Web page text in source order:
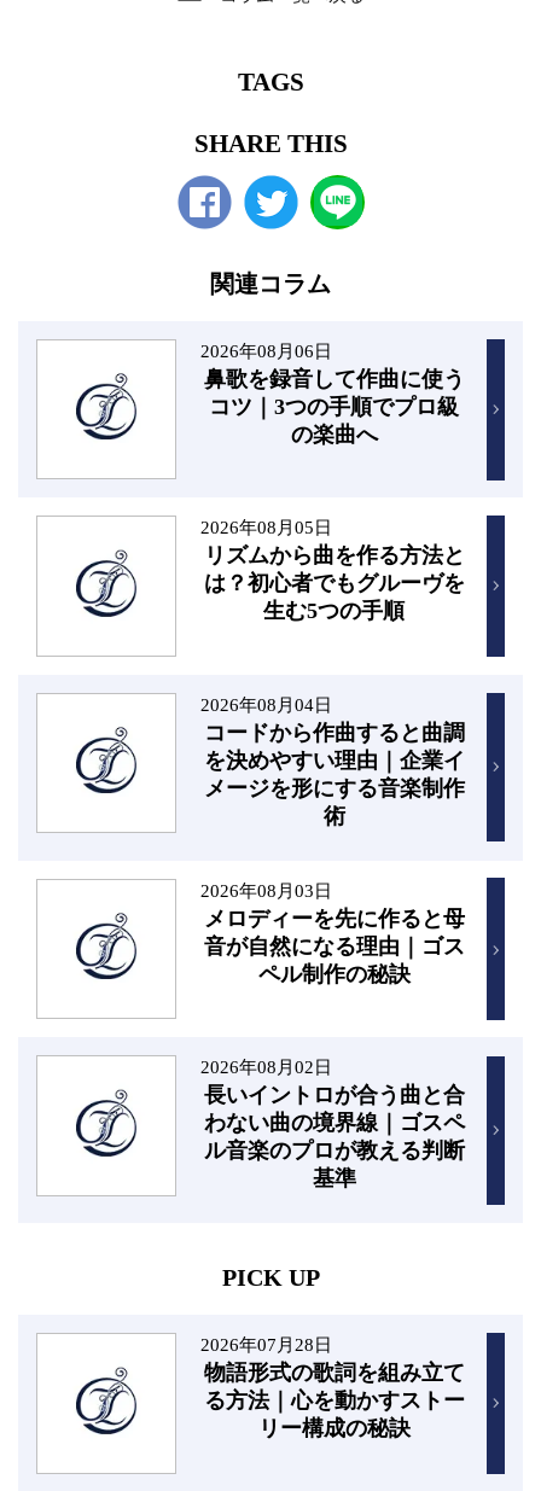
TAGS
SHARE THIS
関連コラム
2026年08月06日
鼻歌を録音して作曲に使う
コツ｜3つの手順でプロ級
の楽曲へ
2026年08月05日
リズムから曲を作る方法と
は？初心者でもグルーヴを
生む5つの手順
2026年08月04日
コードから作曲すると曲調
を決めやすい理由｜企業イ
メージを形にする音楽制作
術
2026年08月03日
メロディーを先に作ると母
音が自然になる理由｜ゴス
ペル制作の秘訣
2026年08月02日
長いイントロが合う曲と合
わない曲の境界線｜ゴスペ
ル音楽のプロが教える判断
基準
PICK UP
2026年07月28日
物語形式の歌詞を組み立て
る方法｜心を動かすストー
リー構成の秘訣